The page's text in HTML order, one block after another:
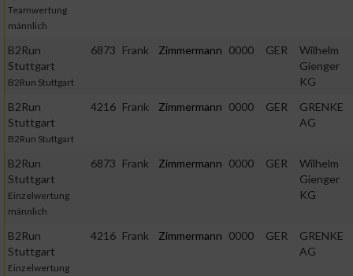
Teamwertung
männlich
B2Run
Stuttgart
B2Run Stuttgart
6873 Frank Zimmermann 0000 GER
Wilhelm
Gienger
KG
B2Run
Stuttgart
B2Run Stuttgart
4216 Frank Zimmermann 0000 GER
GRENKE
AG
B2Run
Stuttgart
Einzelwertung
männlich
6873 Frank Zimmermann 0000 GER
Wilhelm
Gienger
KG
B2Run
Stuttgart
Einzelwertung
4216 Frank Zimmermann 0000 GER
GRENKE
AG